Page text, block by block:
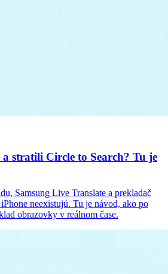
a stratili Circle to Search? Tu je
Samsung Live Translate a prekladač
neexistujú. Tu je návod, ako po
obrazovky v reálnom čase.